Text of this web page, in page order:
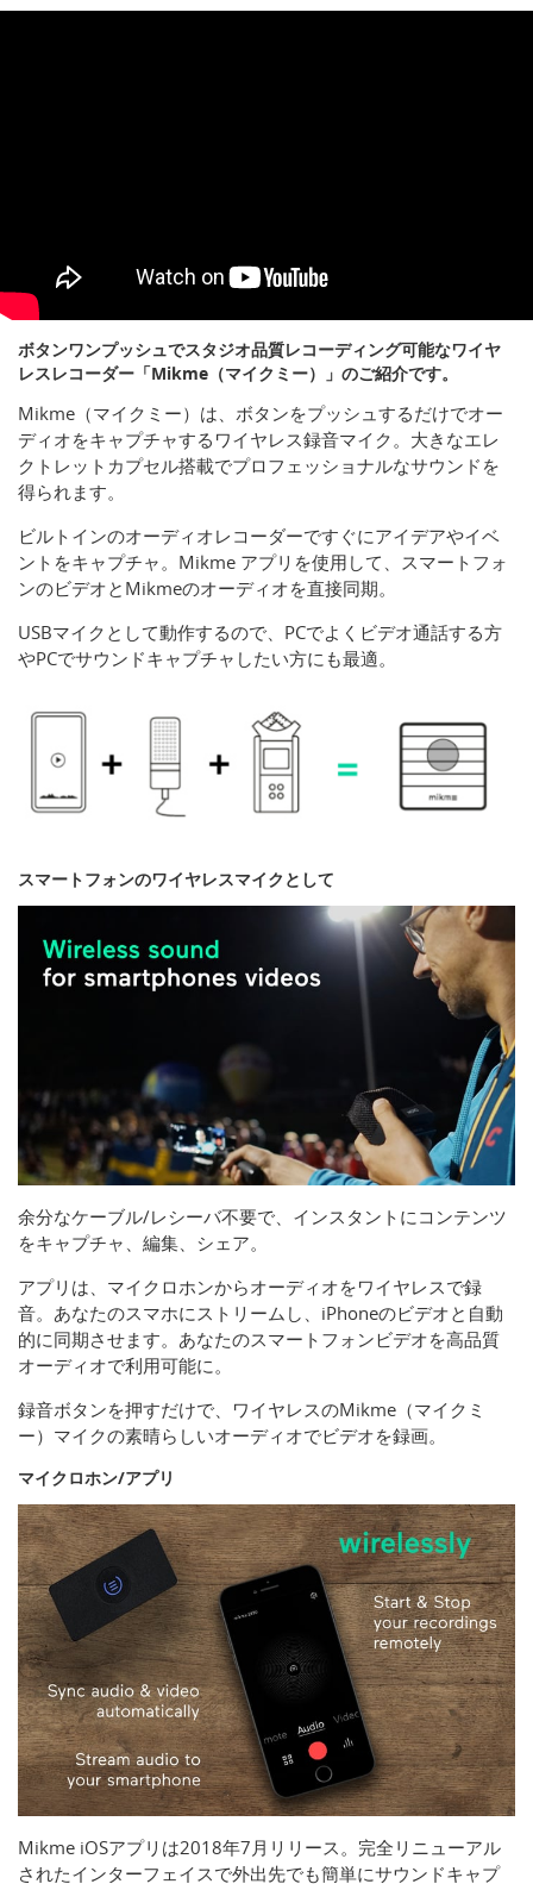
ボタンワンプッシュでスタジオ品質レコーディング可能なワイヤ
レスレコーダー「Mikme（マイクミー）」のご紹介です。
Mikme（マイクミー）は、ボタンをプッシュするだけでオー
ディオをキャプチャするワイヤレス録音マイク。大きなエレ
クトレットカプセル搭載でプロフェッショナルなサウンドを
得られます。
ビルトインのオーディオレコーダーですぐにアイデアやイベ
ントをキャプチャ。Mikme アプリを使用して、スマートフォ
ンのビデオとMikmeのオーディオを直接同期。
USBマイクとして動作するので、PCでよくビデオ通話する方
やPCでサウンドキャプチャしたい方にも最適。
スマートフォンのワイヤレスマイクとして
余分なケーブル/レシーバ不要で、インスタントにコンテンツ
をキャプチャ、編集、シェア。
アプリは、マイクロホンからオーディオをワイヤレスで録
音。あなたのスマホにストリームし、iPhoneのビデオと自動
的に同期させます。あなたのスマートフォンビデオを高品質
オーディオで利用可能に。
録音ボタンを押すだけで、ワイヤレスのMikme（マイクミ
ー）マイクの素晴らしいオーディオでビデオを録画。
マイクロホン/アプリ
Mikme iOSアプリは2018年7月リリース。完全リニューアル
されたインターフェイスで外出先でも簡単にサウンドキャプ